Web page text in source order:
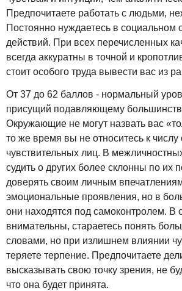
Предпочитаете работать с людьми,
Постоянно нуждаетесь в социальном
действий. При всех перечисленных
всегда аккуратны в точной и
стоит особого труда вывести вас из
От 37 до 62 баллов - нормальный
присущий подавляющему
Окружающие не могут назвать вас
то же время вы не относитесь к числу
чувствительных лиц. В
судить о других более склонны по их
доверять своим личным
эмоциональные проявления, но в
они находятся под самоконтролем. В
внимательны, стараетесь понять
словами, но при излишнем влиянии
теряете терпение. Предпочитаете
высказывать свою точку зрения, не
что она будет принята.